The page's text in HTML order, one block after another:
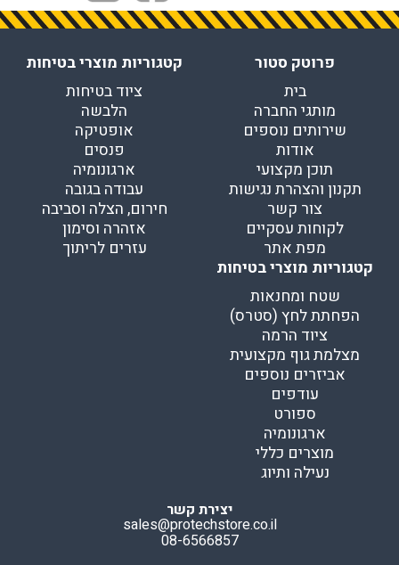
פרוטק סטור
בית
מותגי החברה
שירותים נוספים
אודות
תוכן מקצועי
תקנון והצהרת נגישות
צור קשר
לקוחות עסקיים
מפת אתר
קטגוריות מוצרי בטיחות
ציוד בטיחות
הלבשה
אופטיקה
פנסים
ארגונומיה
עבודה בגובה
חירום, הצלה וסביבה
אזהרה וסימון
עזרים לריתוך
קטגוריות מוצרי בטיחות
שטח ומחנאות
הפחתת לחץ (סטרס)
ציוד הרמה
מצלמת גוף מקצועית
אביזרים נוספים
עודפים
ספורט
ארגונומיה
מוצרים כללי
נעילה ותיוג
יצירת קשר
sales@protechstore.co.il
08-6566857